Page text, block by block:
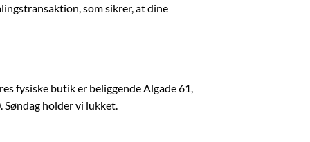
som sikrer, at dine
fysiske butik er beliggende Algade 61,
Søndag holder vi lukket.